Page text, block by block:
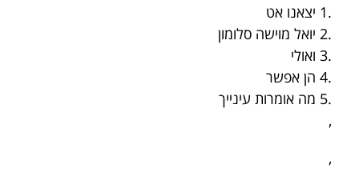
.1 יצאנו אט
.2 יואל מוישה סלומון
.3 ואולי
.4 הן אפשר
.5 מה אומרות עינייך
,
,